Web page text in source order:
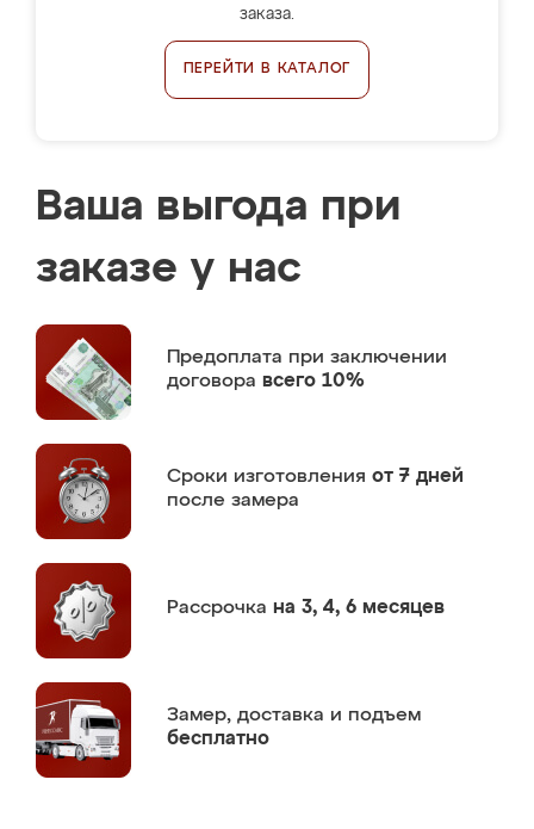
заказа.
ПЕРЕЙТИ В КАТАЛОГ
Ваша выгода при
заказе у нас
Предоплата при заключении
договора всего 10%
Сроки изготовления от 7 дней
после замера
Рассрочка на 3, 4, 6 месяцев
Замер, доставка и подъем
бесплатно